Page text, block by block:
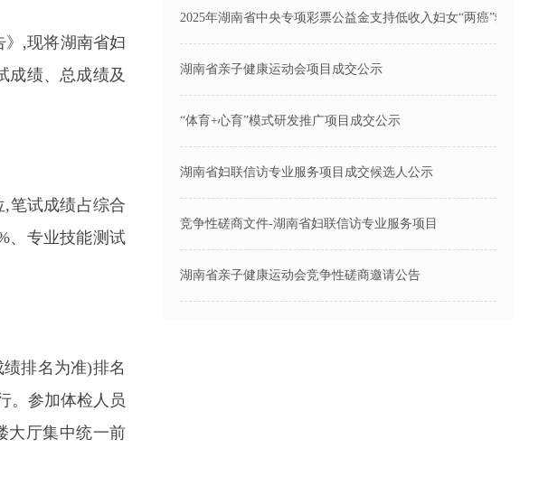
》,现将湖南省妇
成绩、总成绩及
笔试成绩占综合
、专业技能测试
排名为准)排名
。参加体检人员
大厅集中统一前
2025年湖南省中央专项彩票公益金支持低收入妇女“两癌”救助项
湖南省亲子健康运动会项目成交公示
“体育+心育”模式研发推广项目成交公示
湖南省妇联信访专业服务项目成交候选人公示
竞争性磋商文件-湖南省妇联信访专业服务项目
湖南省亲子健康运动会竞争性磋商邀请公告